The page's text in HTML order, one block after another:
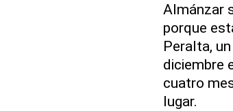
Almánzar
porque
Peralta,
diciembre
cuatro
lugar.